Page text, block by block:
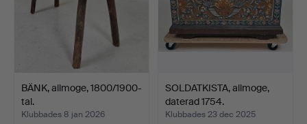
BÄNK, allmoge, 1800/1900-
tal.
Klubbades 8 jan 2026
SOLDATKISTA, allmoge,
daterad 1754.
Klubbades 23 dec 2025